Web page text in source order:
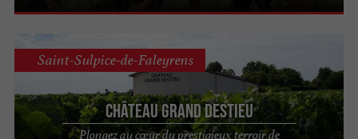
Château Grand Destieu
Plongez au cœur du prestigieux terroir de
Saint-Sulpice-de-Faleyrens